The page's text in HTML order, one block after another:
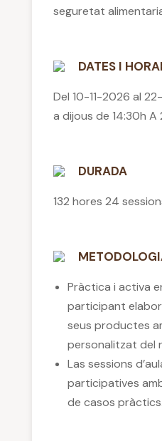
seguretat
DATES I
Del 10-11-2026 al
a dijous de 14:30h
DURADA
132 hores 24
Pràctica i activa
participant
seus productes
personalitzat del
Las sessions
participatives
de casos pràctics.